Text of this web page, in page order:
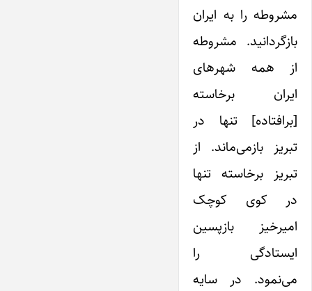
مشروطه را به ایران
بازگردانید. مشروطه
از همه شهرهای
ایران برخاسته
[برافتاده] تنها در
تبریز بازمی‌ماند. از
تبریز برخاسته تنها
در کوی کوچک
امیرخیز بازپسین
ایستادگی را
می‌نمود. در سایه